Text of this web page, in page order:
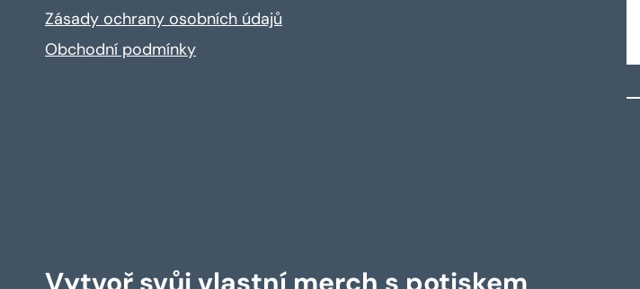
Zásady ochrany osobních údajů
Obchodní podmínky